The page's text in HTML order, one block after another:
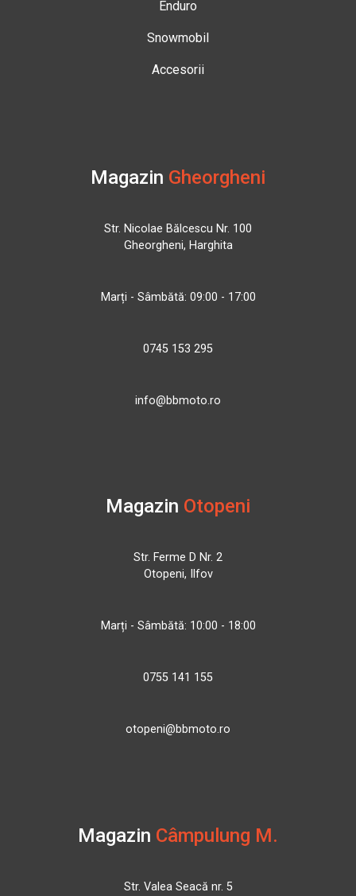
Enduro
Snowmobil
Accesorii
Magazin Gheorgheni
Str. Nicolae Bălcescu Nr. 100
Gheorgheni, Harghita
Marți - Sâmbătă: 09:00 - 17:00
0745 153 295
info@bbmoto.ro
Magazin Otopeni
Str. Ferme D Nr. 2
Otopeni, Ilfov
Marți - Sâmbătă: 10:00 - 18:00
0755 141 155
otopeni@bbmoto.ro
Magazin Câmpulung M.
Str. Valea Seacă nr. 5